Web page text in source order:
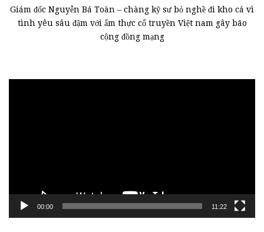
Giám đốc Nguyễn Bá Toàn – chàng kỹ sư bỏ nghề đi kho cá vì
tình yêu sâu đậm với ẩm thực cổ truyền Việt nam gây bão
cộng đồng mạng
00:00 11:22